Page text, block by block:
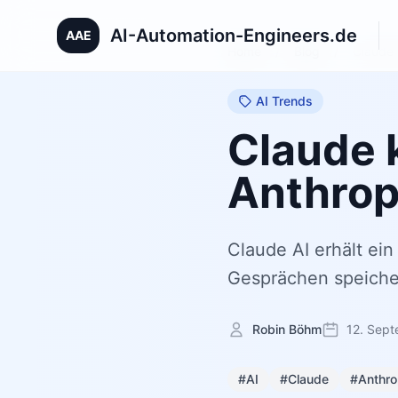
AAE AI-Automation-Engineers.de
AI Trends
Claude
Claude AI erhält
Gesprächen
Robin Böhm 12.
#AI #Claude